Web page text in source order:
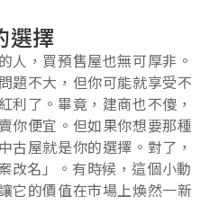
選擇
人，買預售屋也無可厚非。
題不大，但你可能就享受不
利了。畢竟，建商也不傻，
你便宜。但如果你想要那種
古屋就是你的選擇。對了，
名」。有時候，這個小動
它的價值在市場上煥然一新